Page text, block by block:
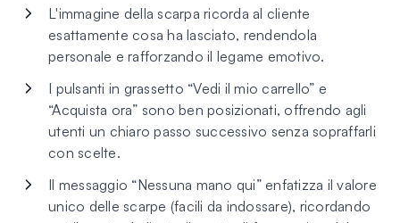
L'immagine della scarpa ricorda al cliente
esattamente cosa ha lasciato, rendendola
personale e rafforzando il legame emotivo.
I pulsanti in grassetto “Vedi il mio carrello” e
“Acquista ora” sono ben posizionati, offrendo agli
utenti un chiaro passo successivo senza sopraffarli
con scelte.
Il messaggio “Nessuna mano qui” enfatizza il valore
unico delle scarpe (facili da indossare), ricordando